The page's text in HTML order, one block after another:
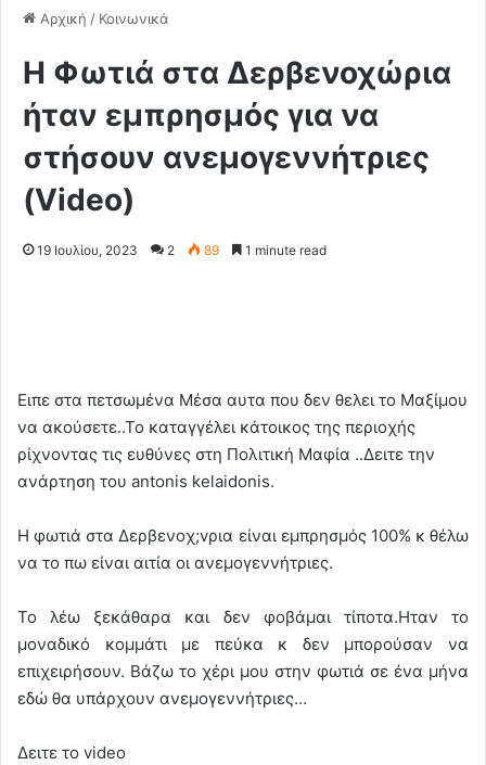
Αρχική / Κοινωνικά
H Φωτιά στα Δερβενοχώρια
ήταν εμπρησμός για να
στήσουν ανεμογεννήτριες
(Video)
19 Ιουλίου, 2023 2 89 1 minute read
Ειπε στα πετσωμένα Μέσα αυτα που δεν θελει το Μαξίμου
να ακούσετε..Το καταγγέλει κάτοικος της περιοχής
ρίχνοντας τις ευθύνες στη Πολιτική Μαφία ..Δειτε την
ανάρτηση του antonis kelaidonis.
Η φωτιά στα Δερβενοχ;vρια είναι εμπρησμός 100% κ θέλω
να το πω είναι αιτία οι ανεμογεννήτριες.
Το λέω ξεκάθαρα και δεν φοβάμαι τίποτα.Ηταν το
μοναδικό κομμάτι με πεύκα κ δεν μπορούσαν να
επιχειρήσουν. Βάζω το χέρι μου στην φωτιά σε ένα μήνα
εδώ θα υπάρχουν ανεμογεννήτριες…
Δειτε το video